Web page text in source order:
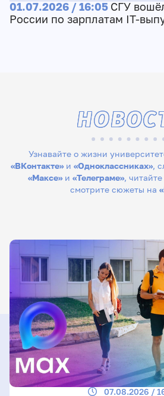
01.07.2026 / 16:05 СГУ
России по зарплатам IT-
Узнавайте о жизни
«ВКонтакте»и «Одноклассниках»,
«Максе» и «Телеграме»,
смотрите сюжеты на
07.08.2026 /